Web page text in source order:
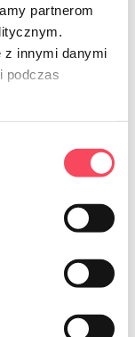
partnerom
z innymi danymi
podczas